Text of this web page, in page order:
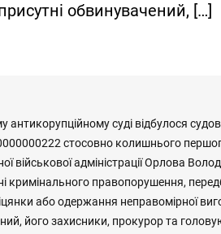
обвинувачений, […]
антикорупційному суді відбулося
стосовно колишнього
військової адміністрації Орлова
кримінального правопорушення,
або одержання неправомірної
його захисники, прокурор та